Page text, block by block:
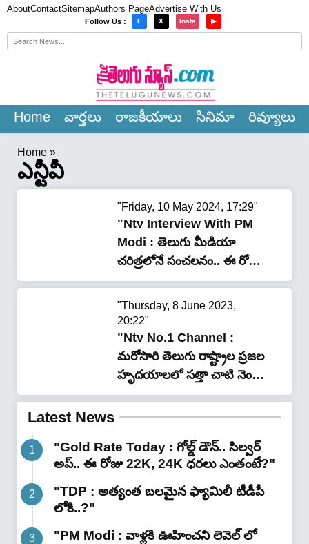
AboutContactSitemapAuthors PageAdvertise With Us
Follow Us : F X Insta ▶
Home వార్త‌లు రాజ‌కీయాలు సినిమా రివ్యూలు
Home »
ఎన్టీవీ
"Friday, 10 May 2024, 17:29"
"Ntv Interview With PM
Modi : తెలుగు మీడియా
చరిత్రలోనే సంచలనం.. ఈ రోజు
రాత్రి 8 గంటలకు ఎన్టీవీతో ప్రధాని
మోడీ ఇంటర్వ్యూ..!"
"Thursday, 8 June 2023,
20:22"
"Ntv No.1 Channel :
మరోసారి తెలుగు రాష్ట్రాల ప్రజల
హృదయాలలో సత్తా చాటి నెంబర్
వన్ స్థానాన్ని కైవసం చేసుకున్న
Latest News
"Gold Rate Today : గోల్డ్ డౌన్.. సిల్వర్
అప్.. ఈ రోజు 22K, 24K ధరలు ఎంతంటే?"
"TDP : అత్యంత బలమైన ఫ్యామిలీ టీడీపీ
లోకి..?"
"PM Modi : వాళ్లకి ఊహించని లెవెల్ లో